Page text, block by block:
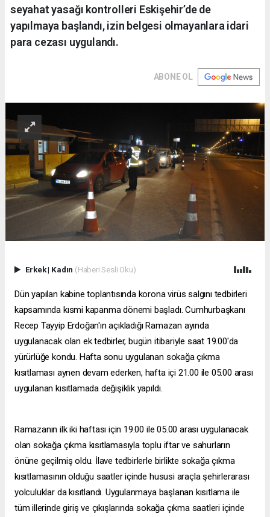
seyahat yasağı kontrolleri Eskişehir’de de
yapılmaya başlandı, izin belgesi olmayanlara idari
para cezası uygulandı.
ABONE OL
Erkek| Kadın (Haberi Sesli Oku)
Dün yapılan kabine toplantısında korona virüs salgını tedbirleri
kapsamında kısmi kapanma dönemi başladı. Cumhurbaşkanı
Recep Tayyip Erdoğan'ın açıkladığı Ramazan ayında
uygulanacak olan ek tedbirler, bugün itibariyle saat 19.00'da
yürürlüğe kondu. Hafta sonu uygulanan sokağa çıkma
kısıtlaması aynen devam ederken, hafta içi 21.00 ile 05.00 arası
uygulanan kısıtlamada değişiklik yapıldı.
Ramazanın ilk iki haftası için 19.00 ile 05.00 arası uygulanacak
olan sokağa çıkma kısıtlamasıyla toplu iftar ve sahurların
önüne geçilmiş oldu. İlave tedbirlerle birlikte sokağa çıkma
kısıtlamasının olduğu saatler içinde hususi araçla şehirlerarası
yolculuklar da kısıtlandı. Uygulanmaya başlanan kısıtlama ile
tüm illerinde giriş ve çıkışlarında sokağa çıkma saatleri içinde